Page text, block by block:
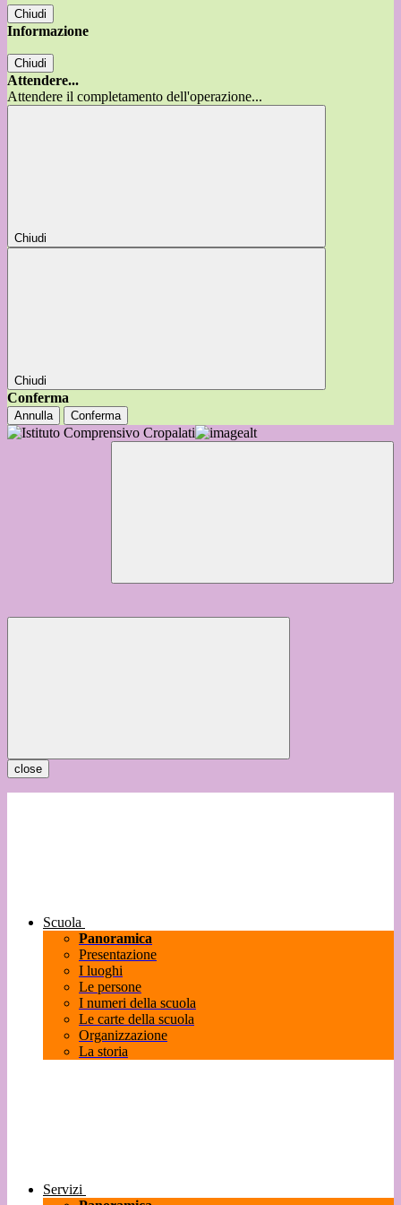
Chiudi
Informazione
Chiudi
Attendere...
Attendere il completamento dell'operazione...
Chiudi
Chiudi
Conferma
Annulla Conferma
close
Scuola
Panoramica
Presentazione
I luoghi
Le persone
I numeri della scuola
Le carte della scuola
Organizzazione
La storia
Servizi